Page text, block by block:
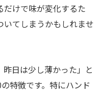
だけで味が変化するた
てしまうかもしれませ
昨日は少し薄かった」と
特徴です。特にハンド